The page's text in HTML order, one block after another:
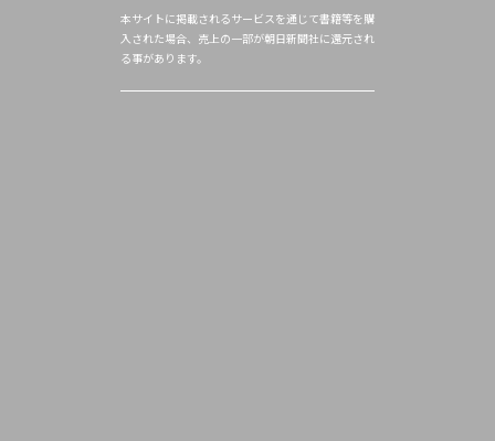
本サイトに掲載されるサービスを通じて書籍等を購
入された場合、売上の一部が朝日新聞社に還元され
る事があります。